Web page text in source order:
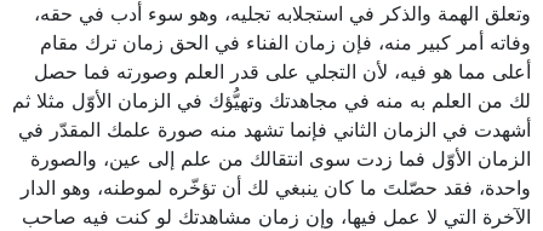
وتعلق الهمة والذكر في استجلابه تجليه، وهو سوء أدب في حقه،
وفاته أمر كبير منه، فإن زمان الفناء في الحق زمان ترك مقام
أعلى مما هو فيه، لأن التجلي على قدر العلم وصورته فما حصل
لك من العلم به منه في مجاهدتك وتهيُّؤك في الزمان الأوّل مثلا ثم
أشهدت في الزمان الثاني فإنما تشهد منه صورة علمك المقدّر في
الزمان الأوّل فما زدت سوى انتقالك من علم إلى عين، والصورة
واحدة، فقد حصّلتَ ما كان ينبغي لك أن تؤخّره لموطنه، وهو الدار
الآخرة التي لا عمل فيها، وإن زمان مشاهدتك لو كنت فيه صاحب